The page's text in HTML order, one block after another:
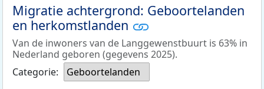
Migratie achtergrond: Geboortelanden
en herkomstlanden
Van de inwoners van de Langgewenstbuurt is 63% in
Nederland geboren (gegevens 2025).
Categorie:
Geboortelanden